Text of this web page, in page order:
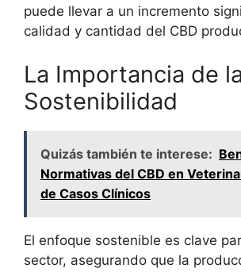
puede llevar a un incremento
calidad y cantidad del CBD
La Importancia de
Sostenibilidad
Quizás también te interese:
Normativas del CBD en
de Casos Clínicos
El enfoque sostenible es clave
sector, asegurando que la